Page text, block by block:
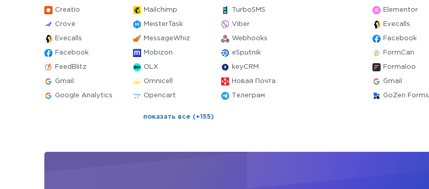
Creatio Mailchimp TurboSMS
Crove MeisterTask Viber
Evecalls MessageWhiz Webhooks
Facebook Mobizon eSputnik
FeedBlitz OLX keyCRM
Gmail Omnicell Новая Почта
Google Analytics Opencart Телеграм
показать все (+155)
Elementor
Evecalls
Facebook
FormCan
Formaloo
Gmail
GoZen Forms